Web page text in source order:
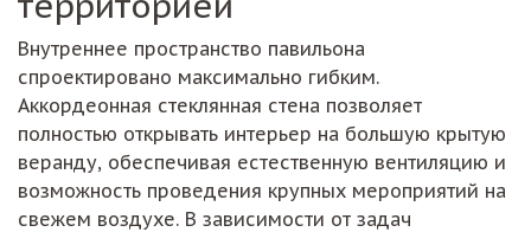
Внутреннее пространство павильона
спроектировано максимально гибким.
Аккордеонная стеклянная стена позволяет
полностью открывать интерьер на большую крытую
веранду, обеспечивая естественную вентиляцию и
возможность проведения крупных мероприятий на
свежем воздухе. В зависимости от задач